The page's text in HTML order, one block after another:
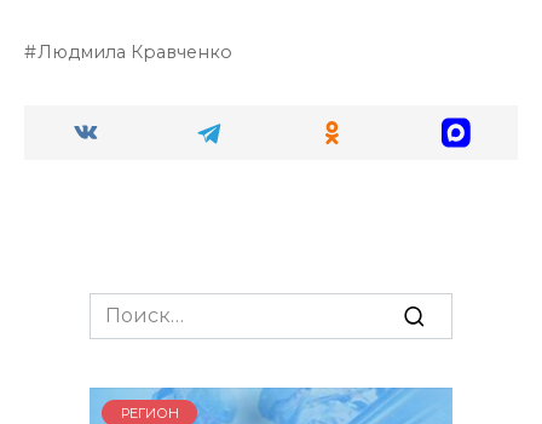
Людмила Кравченко
Search
for:
РЕГИОН